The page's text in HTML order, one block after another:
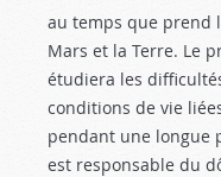
au temps que prend
Mars et la Terre. Le
étudiera les
conditions de vie
pendant une longue
est responsable du